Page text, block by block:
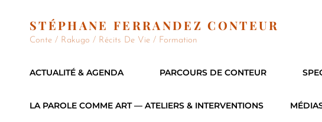
STÉPHANE FERRANDEZ CONTEUR
Conte / Rakugo / Récits De Vie / Formation
ACTUALITÉ & AGENDA PARCOURS DE CONTEUR
LA PAROLE COMME ART — ATELIERS & INTERVENTIONS